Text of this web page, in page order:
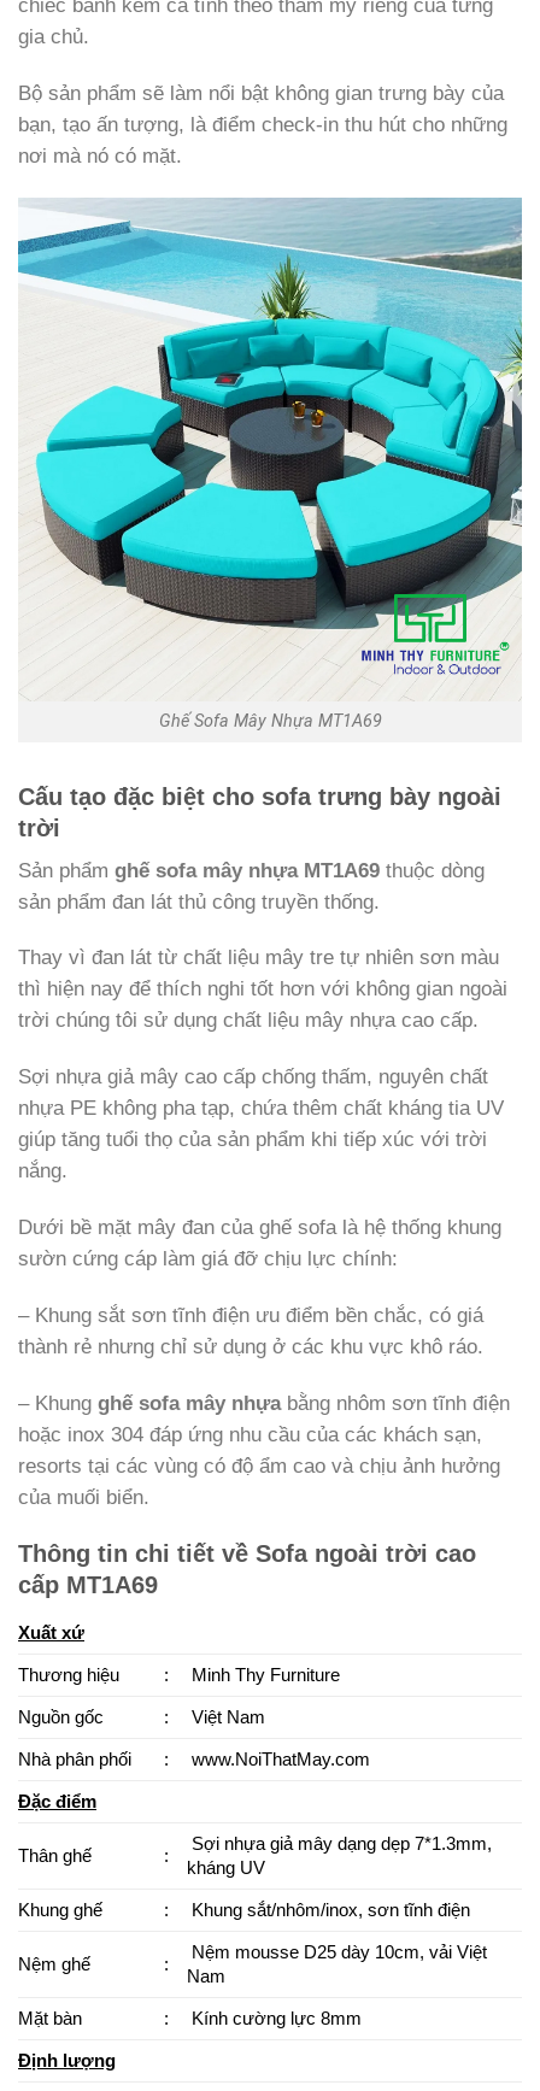
chiếc bánh kem cá tính theo thẩm mỹ riêng của từng
gia chủ.
Bộ sản phẩm sẽ làm nổi bật không gian trưng bày của
bạn, tạo ấn tượng, là điểm check-in thu hút cho những
nơi mà nó có mặt.
Ghế Sofa Mây Nhựa MT1A69
Cấu tạo đặc biệt cho sofa trưng bày ngoài
trời
Sản phẩm ghế sofa mây nhựa MT1A69 thuộc dòng
sản phẩm đan lát thủ công truyền thống.
Thay vì đan lát từ chất liệu mây tre tự nhiên sơn màu
thì hiện nay để thích nghi tốt hơn với không gian ngoài
trời chúng tôi sử dụng chất liệu mây nhựa cao cấp.
Sợi nhựa giả mây cao cấp chống thấm, nguyên chất
nhựa PE không pha tạp, chứa thêm chất kháng tia UV
giúp tăng tuổi thọ của sản phẩm khi tiếp xúc với trời
nắng.
Dưới bề mặt mây đan của ghế sofa là hệ thống khung
sườn cứng cáp làm giá đỡ chịu lực chính:
– Khung sắt sơn tĩnh điện ưu điểm bền chắc, có giá
thành rẻ nhưng chỉ sử dụng ở các khu vực khô ráo.
– Khung ghế sofa mây nhựabằng nhôm sơn tĩnh điện
hoặc inox 304 đáp ứng nhu cầu của các khách sạn,
resorts tại các vùng có độ ẩm cao và chịu ảnh hưởng
của muối biển.
Thông tin chi tiết về Sofa ngoài trời cao
cấp MT1A69
Xuất xứ
Thương hiệu : Minh Thy Furniture
Nguồn gốc : Việt Nam
Nhà phân phối : www.NoiThatMay.com
Đặc điểm
Thân ghế :
Sợi nhựa giả mây dạng dẹp 7*1.3mm,
kháng UV
Khung ghế : Khung sắt/nhôm/inox, sơn tĩnh điện
Nệm ghế :
Nệm mousse D25 dày 10cm, vải Việt
Nam
Mặt bàn : Kính cường lực 8mm
Định lượng